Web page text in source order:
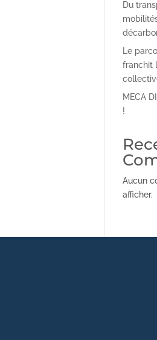
Du
Le
franchit
MECA
!
Aucun
afficher.